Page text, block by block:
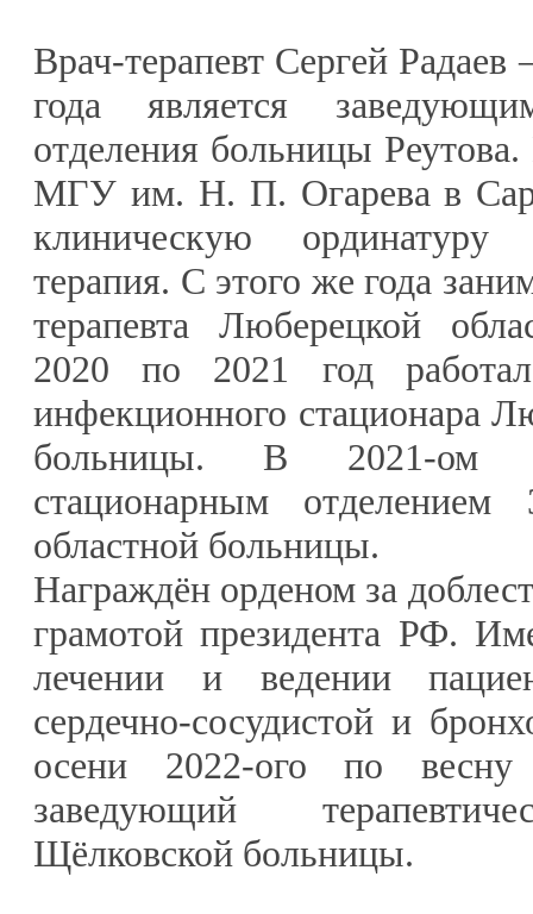
Врач-терапевт Сергей
года является
отделения больницы
МГУ им. Н. П. Огарева в
клиническую ординатуру
терапия. С этого же года
терапевта Люберецкой
2020 по 2021 год работал
инфекционного стационара
больницы. В 2021-ом
стационарным
областной больницы.
Награждён орденом за
грамотой президента РФ.
лечении и ведении
сердечно-сосудистой и
осени 2022-ого по
заведующий
Щёлковской больницы.